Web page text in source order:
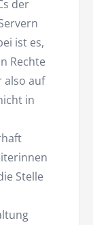
der
ist es,
Rechte
also auf
in
Stelle